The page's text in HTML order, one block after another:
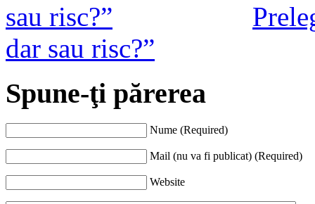
dar sau risc?”
Spune-ţi părerea
Nume (Required)
Mail (nu va fi publicat) (Required)
Website